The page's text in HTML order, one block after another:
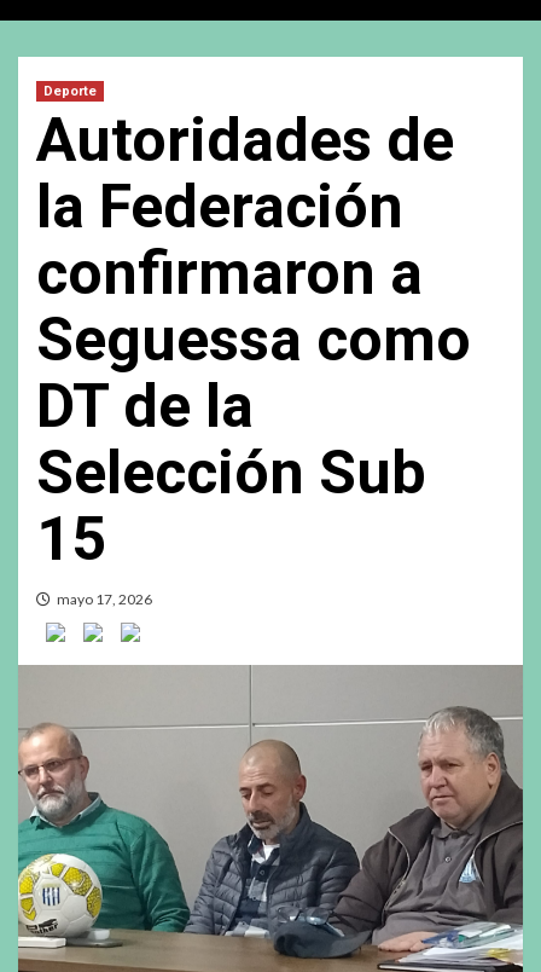
Deporte
Autoridades de
la Federación
confirmaron a
Seguessa como
DT de la
Selección Sub
15
mayo 17, 2026